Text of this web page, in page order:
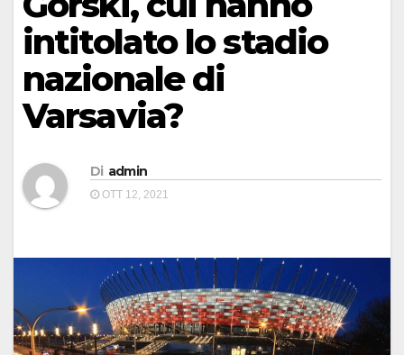
intitolato lo stadio
nazionale di
Varsavia?
Di admin
OTT 12, 2021